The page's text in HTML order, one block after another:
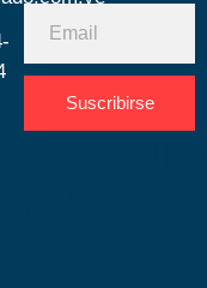
Suscribirse